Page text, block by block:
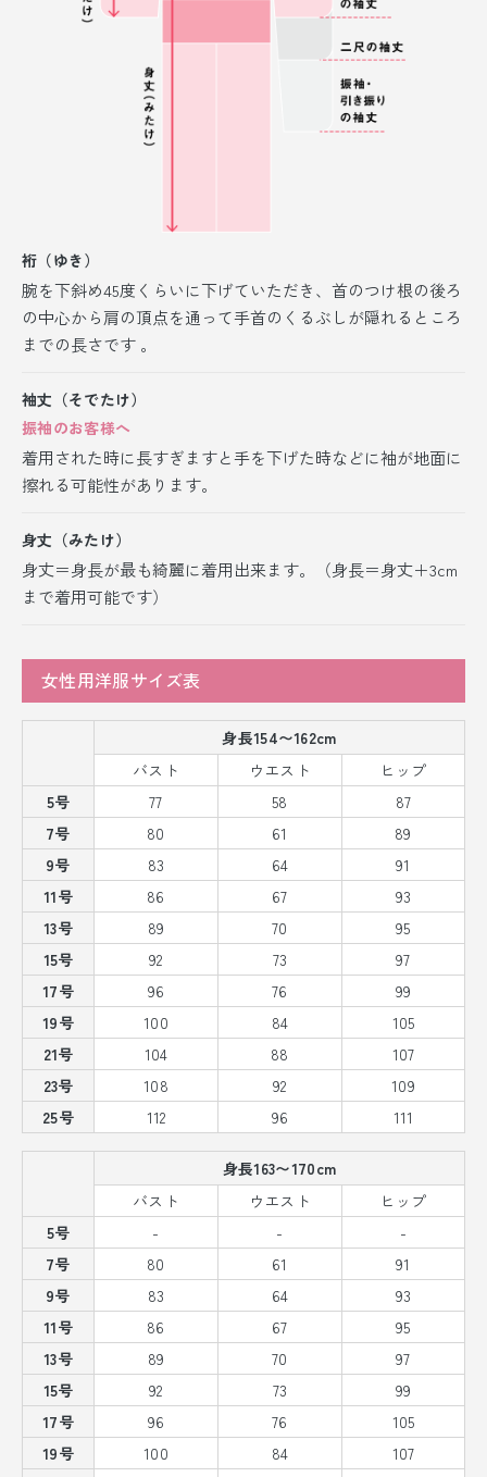
裄（ゆき）
腕を下斜め45度くらいに下げていただき、首のつけ根の後ろ
の中心から肩の頂点を通って手首のくるぶしが隠れるところ
までの長さです 。
袖丈（そでたけ）
振袖のお客様へ
着用された時に長すぎますと手を下げた時などに袖が地面に
擦れる可能性があります。
身丈（みたけ）
身丈＝身長が最も綺麗に着用出来ます。（身長＝身丈＋3cm
まで着用可能です）
女性用洋服サイズ表
身長154〜162cm
バスト
ウエスト
ヒップ
5号
77 58
87
7号
80 61
89
9号
83 64
91
11号
86 67
93
13号
89 70
95
15号
92 73
97
17号
96 76
99
19号
100 84
105
21号
104 88
107
23号
108 92
109
25号
112 96 111
身長163〜170cm
バスト
ウエスト
ヒップ
5号
- -
-
7号
80 61
91
9号
83 64
93
11号
86 67
95
13号
89 70
97
15号
92 73
99
17号
96 76
105
19号
100 84
107